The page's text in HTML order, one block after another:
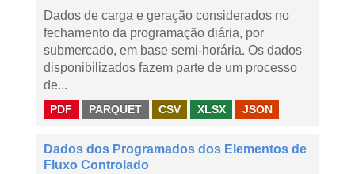
Dados de carga e geração considerados no
fechamento da programação diária, por
submercado, em base semi-horária. Os dados
disponibilizados fazem parte de um processo
de...
PDF PARQUET CSV XLSX JSON
Dados dos Programados dos Elementos de
Fluxo Controlado